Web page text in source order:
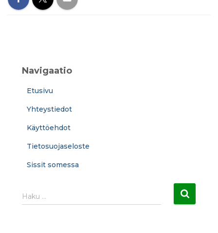
Navigaatio
Etusivu
Yhteystiedot
Käyttöehdot
Tietosuojaseloste
Sissit somessa
H
a
Haku …